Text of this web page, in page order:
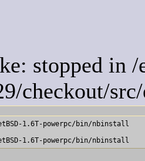
stopped in
checkout/
1.6T-powerpc/bin/nbinstall